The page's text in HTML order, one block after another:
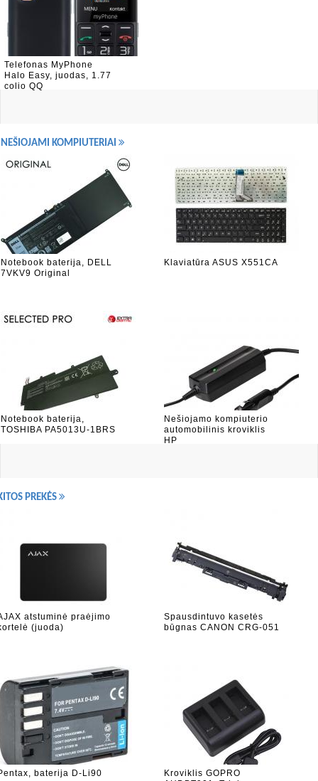
Telefonas MyPhone
Halo Easy, juodas, 1.77
colio QQ
NEŠIOJAMI KOMPIUTERIAI
Notebook baterija, DELL
7VKV9 Original
Klaviatūra ASUS X551CA
Notebook baterija,
TOSHIBA PA5013U-1BRS
Nešiojamo kompiuterio
automobilinis kroviklis
HP
PREKĖS
atstuminė praėjimo
(juoda)
Spausdintuvo kasetės
būgnas CANON CRG-051
baterija D-Li90
Kroviklis GOPRO